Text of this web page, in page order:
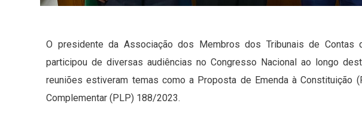
O presidente da Associação dos Membros dos Tribunais de Contas
participou de diversas audiências no Congresso Nacional ao longo
reuniões estiveram temas como a Proposta de Emenda à Constituição
Complementar (PLP) 188/2023.